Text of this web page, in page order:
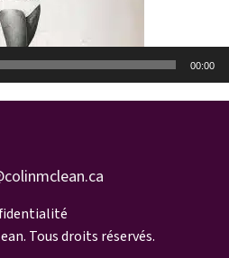
00:00
Tous droits réservés.